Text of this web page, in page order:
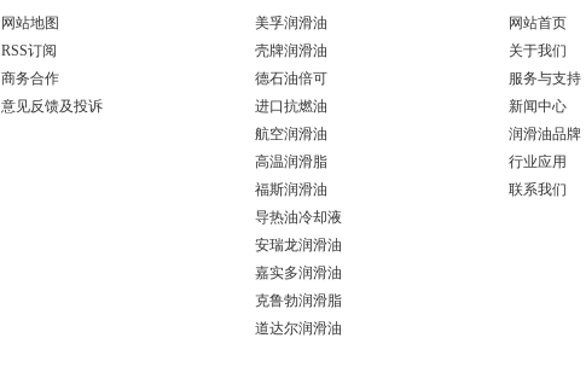
网站地图
RSS订阅
商务合作
意见反馈及投诉
美孚润滑油
壳牌润滑油
德石油倍可
进口抗燃油
航空润滑油
高温润滑脂
福斯润滑油
导热油冷却液
安瑞龙润滑油
嘉实多润滑油
克鲁勃润滑脂
道达尔润滑油
网站首页
关于我们
服务与支持
新闻中心
润滑油品牌
行业应用
联系我们